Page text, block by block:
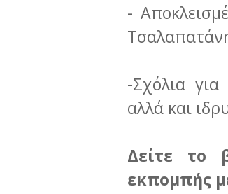
-
-Σχόλια
αλλά και
Δείτε το
εκπομπής